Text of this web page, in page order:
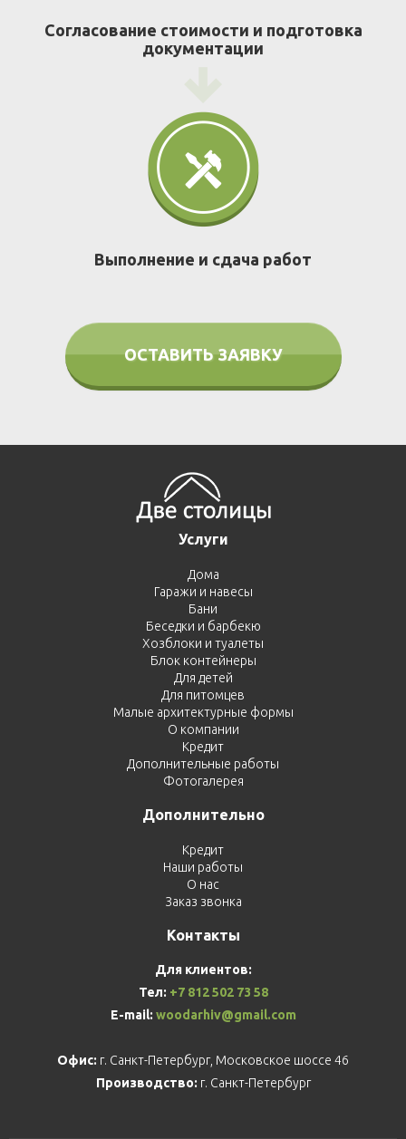
Согласование стоимости и подготовка
документации
Выполнение и сдача работ
ОСТАВИТЬ ЗАЯВКУ
Услуги
Дома
Гаражи и навесы
Бани
Беседки и барбекю
Хозблоки и туалеты
Блок контейнеры
Для детей
Для питомцев
Малые архитектурные формы
О компании
Кредит
Дополнительные работы
Фотогалерея
Дополнительно
Кредит
Наши работы
О нас
Заказ звонка
Контакты
Для клиентов:
Тел: +7 812 502 73 58
E-mail: woodarhiv@gmail.com
Офис: г. Санкт-Петербург, Московское шоссе 46
Производство: г. Санкт-Петербург